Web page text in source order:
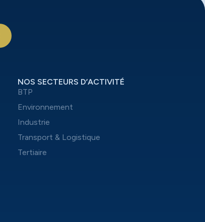
NOS SECTEURS D’ACTIVITÉ
BTP
Environnement
Industrie
Transport & Logistique
Tertiaire